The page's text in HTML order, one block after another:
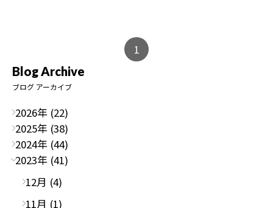
1
Blog Archive
ブログ アーカイブ
2026年 (22)
2025年 (38)
2024年 (44)
2023年 (41)
12月 (4)
11月 (1)